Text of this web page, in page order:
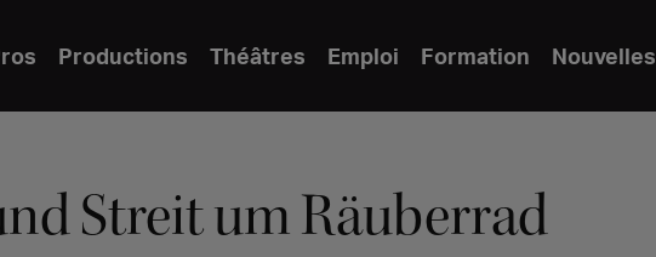
Productions Théâtres Emploi Formation Nouvelles
Streit um Räuberrad